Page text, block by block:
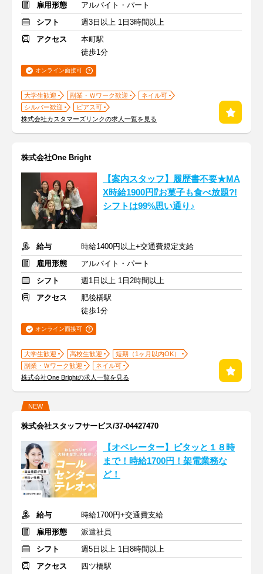
雇用形態
アルバイト・パート
シフト
週3日以上 1日3時間以上
アクセス
本町駅
徒歩1分
オンライン面接可
大学生歓迎 副業・Ｗワーク歓迎
ネイル可
シルバー歓迎
ピアス可
株式会社カスタマーズリンクの求人一覧を見る
株式会社One Bright
【案内スタッフ】履歴書不要★MA
X時給1900円⁉お菓子も食べ放題?!
シフトは99%思い通り♪
給与
時給1400円以上+交通費規定支給
雇用形態
アルバイト・パート
シフト
週1日以上 1日2時間以上
アクセス
肥後橋駅
徒歩1分
オンライン面接可
大学生歓迎 高校生歓迎
短期（1ヶ月以内OK）
副業・Ｗワーク歓迎
ネイル可
株式会社One Brightの求人一覧を見る
NEW
株式会社スタッフサービス/37-04427470
【オペレーター】ピタッと１８時
まで！時給1700円！架電業務な
ど！
給与
時給1700円+交通費支給
雇用形態
派遣社員
シフト
週5日以上 1日8時間以上
アクセス
四ツ橋駅